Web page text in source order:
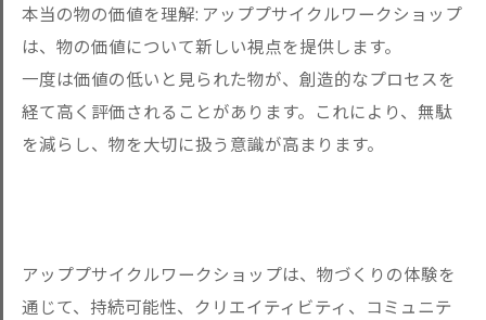
本当の物の価値を理解: アッププサイクルワークショップ
は、物の価値について新しい視点を提供します。
一度は価値の低いと見られた物が、創造的なプロセスを
経て高く評価されることがあります。これにより、無駄
を減らし、物を大切に扱う意識が高まります。
アッププサイクルワークショップは、物づくりの体験を
通じて、持続可能性、クリエイティビティ、コミュニテ